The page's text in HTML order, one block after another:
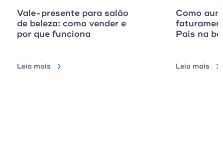
Vale-presente para salão
de beleza: como vender e
por que funciona
Leia mais
Como
Pais na
Leia mais